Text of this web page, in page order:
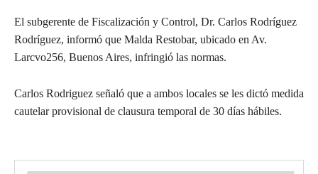
El subgerente de Fiscalización y Control, Dr. Carlos Rodríguez
Rodríguez, informó que Malda Restobar, ubicado en Av.
Larcvo256, Buenos Aires, infringió las normas.
Carlos Rodriguez señaló que a ambos locales se les dictó medida
cautelar provisional de clausura temporal de 30 días hábiles.